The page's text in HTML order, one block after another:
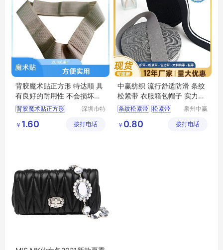
背胶魔术贴正方形 特达顺 具
有良好的耐用性 不会损坏绑
定物体
背胶魔术贴正方形
无人机电池绑带
深圳市特
品有限公
￥ 1.60 拨打电话
中赢纺织 流行舒适防滑 条纹
松紧带 衣服箱包帽子 实力老
厂
条纹松紧带 松紧带
中赢纺织
泉州中赢
有限公司
￥ 0.80 拨打电话